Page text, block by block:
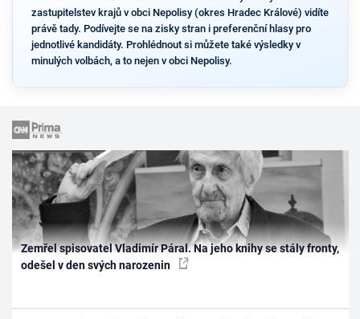
zastupitelstev krajů v obci Nepolisy (okres Hradec Králové) vidíte
právě tady. Podívejte se na zisky stran i preferenční hlasy pro
jednotlivé kandidáty. Prohlédnout si můžete také výsledky v
minulých volbách, a to nejen v obci Nepolisy.
Zemřel spisovatel Vladimír Páral. Na jeho knihy se stály fronty,
odešel v den svých narozenin